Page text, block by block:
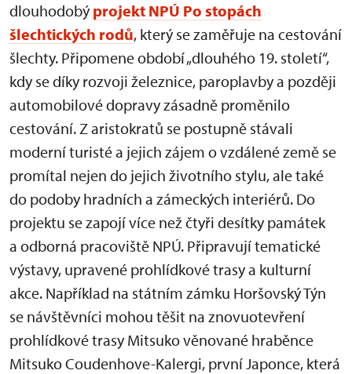
dlouhodobý projekt NPÚ Po stopách
šlechtických rodů, který se zaměřuje na cestování
šlechty. Připomene období „dlouhého 19. století“,
kdy se díky rozvoji železnice, paroplavby a později
automobilové dopravy zásadně proměnilo
cestování. Z aristokratů se postupně stávali
moderní turisté a jejich zájem o vzdálené země se
promítal nejen do jejich životního stylu, ale také
do podoby hradních a zámeckých interiérů. Do
projektu se zapojí více než čtyři desítky památek
a odborná pracoviště NPÚ. Připravují tematické
výstavy, upravené prohlídkové trasy a kulturní
akce. Například na státním zámku Horšovský Týn
se návštěvníci mohou těšit na znovuotevření
prohlídkové trasy Mitsuko věnované hraběnce
Mitsuko Coudenhove-Kalergi, první Japonce, která